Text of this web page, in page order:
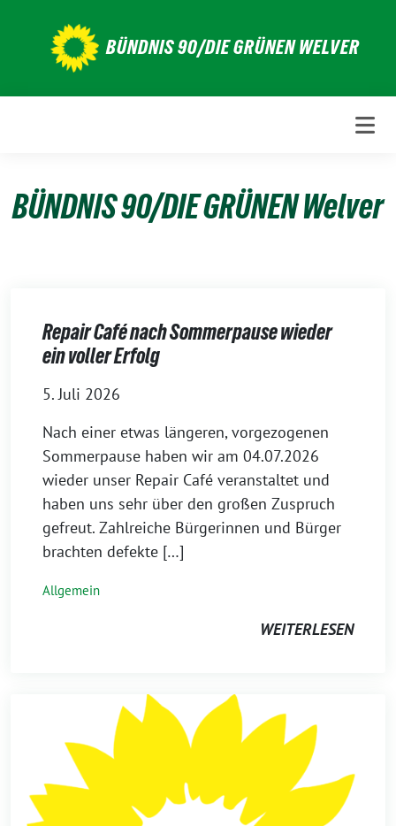
BÜNDNIS 90/DIE GRÜNEN WELVER
BÜNDNIS 90/DIE GRÜNEN Welver
Repair Café nach Sommerpause wieder
ein voller Erfolg
5. Juli 2026
Nach einer etwas längeren, vorgezogenen
Sommerpause haben wir am 04.07.2026
wieder unser Repair Café veranstaltet und
haben uns sehr über den großen Zuspruch
gefreut. Zahlreiche Bürgerinnen und Bürger
brachten defekte […]
Allgemein
WEITERLESEN